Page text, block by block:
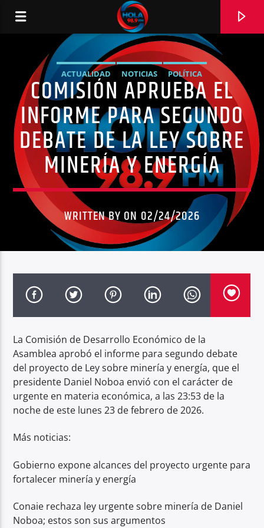
RADIO HOLA
0:00
Radio hola
ACTUALIDAD NOTICIAS POLÍTICA
COMISIÓN APRUEBA EL
INFORME PARA SEGUNDO
DEBATE DE LA LEY SOBRE
MINERÍA Y ENERGÍA
WRITTEN BY ON 02/24/2026
La Comisión de Desarrollo Económico de la
Asamblea aprobó el informe para segundo debate
del proyecto de Ley sobre minería y energía, que el
presidente Daniel Noboa envió con el carácter de
urgente en materia económica, a las 23:53 de la
noche de este lunes 23 de febrero de 2026.
Más noticias:
Gobierno expone alcances del proyecto urgente para
fortalecer minería y energía
Conaie rechaza ley urgente sobre minería de Daniel
Noboa; estos son sus argumentos